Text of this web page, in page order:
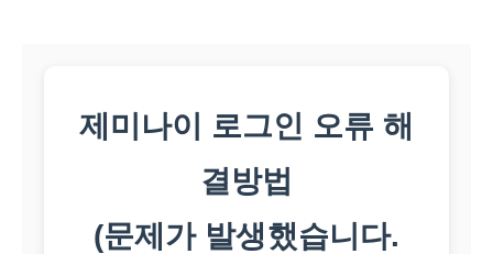
제미나이 로그인 오류 해
결방법
(문제가 발생했습니다.